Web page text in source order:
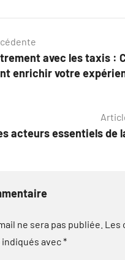
avec les taxis :
enrichir votre
acteurs essentiels de
ne sera pas publiée. Les
avec*